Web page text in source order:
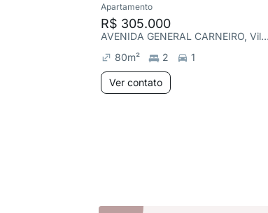
Apartamento
R$ 305.000
AVENIDA GENERAL CARNEIRO, Vila João Jorge
80m² 2 1
Ver contato